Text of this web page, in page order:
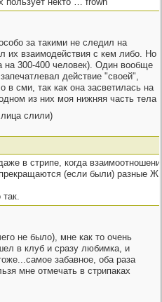
за такими не следил на
их взаимодействия с кем либо. Но
на 300-400 человек). Один вообще
действие "своей",
сми, так как она засветилась на
из них моя нижняя часть тела
слили)
в стрипе, когда
прекращаются (если были)
не было), мне как то очень
в клуб и сразу любимка, и
забавное, оба раза
мне отмечать в стрипаках